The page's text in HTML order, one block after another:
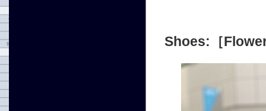
Shoes:［